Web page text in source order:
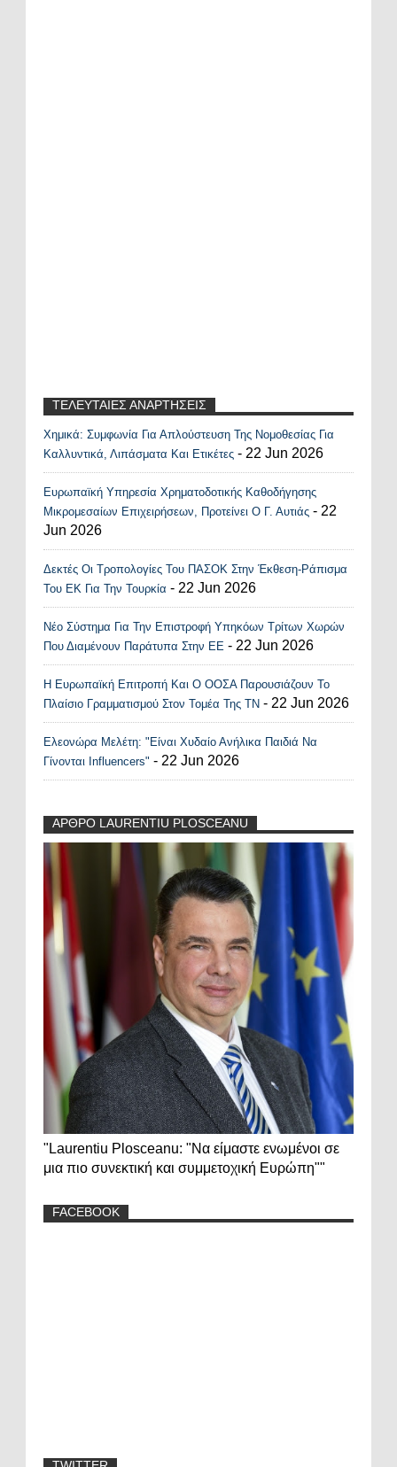
ΤΕΛΕΥΤΑΙΕΣ ΑΝΑΡΤΗΣΕΙΣ
Recent Posts Widget
Χημικά: Συμφωνία Για Απλούστευση Της Νομοθεσίας Για
Καλλυντικά, Λιπάσματα Και Ετικέτες - 22 Jun 2026
Ευρωπαϊκή Υπηρεσία Χρηματοδοτικής Καθοδήγησης
Μικρομεσαίων Επιχειρήσεων, Προτείνει Ο Γ. Αυτιάς - 22
Jun 2026
Δεκτές Οι Τροπολογίες Του ΠΑΣΟΚ Στην Έκθεση-Ράπισμα
Του ΕΚ Για Την Τουρκία - 22 Jun 2026
Νέο Σύστημα Για Την Επιστροφή Υπηκόων Τρίτων Χωρών
Που Διαμένουν Παράτυπα Στην ΕΕ - 22 Jun 2026
Η Ευρωπαϊκή Επιτροπή Και Ο ΟΟΣΑ Παρουσιάζουν Το
Πλαίσιο Γραμματισμού Στον Τομέα Της ΤΝ - 22 Jun 2026
Ελεονώρα Μελέτη: "Είναι Χυδαίο Ανήλικα Παιδιά Να
Γίνονται Influencers" - 22 Jun 2026
ΑΡΘΡΟ LAURENTIU PLOSCEANU
"Laurentiu Plosceanu: "Να είμαστε ενωμένοι σε
μια πιο συνεκτική και συμμετοχική Ευρώπη""
FACEBOOK